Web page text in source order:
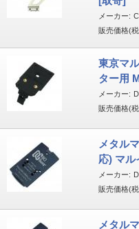
メーカー:
販売価格(
東京マ
ター用
メーカー:
販売価格(
メタル
応) マル
メーカー:
販売価格(
メタル